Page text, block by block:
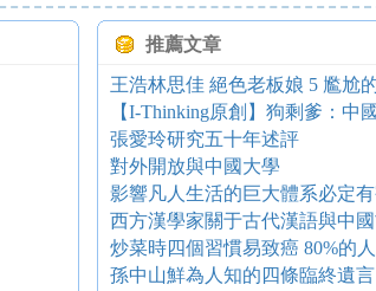
推薦文章
王浩林思佳 絕色老板娘 5 尷尬
【I-Thinking原創】狗剩爹：中
張愛玲研究五十年述評
對外開放與中國大學
影響凡人生活的巨大體系必定
西方漢學家關于古代漢語與中
炒菜時四個習慣易致癌 80%的
孫中山鮮為人知的四條臨終遺言